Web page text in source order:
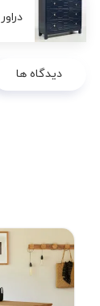
دیدگاه ها